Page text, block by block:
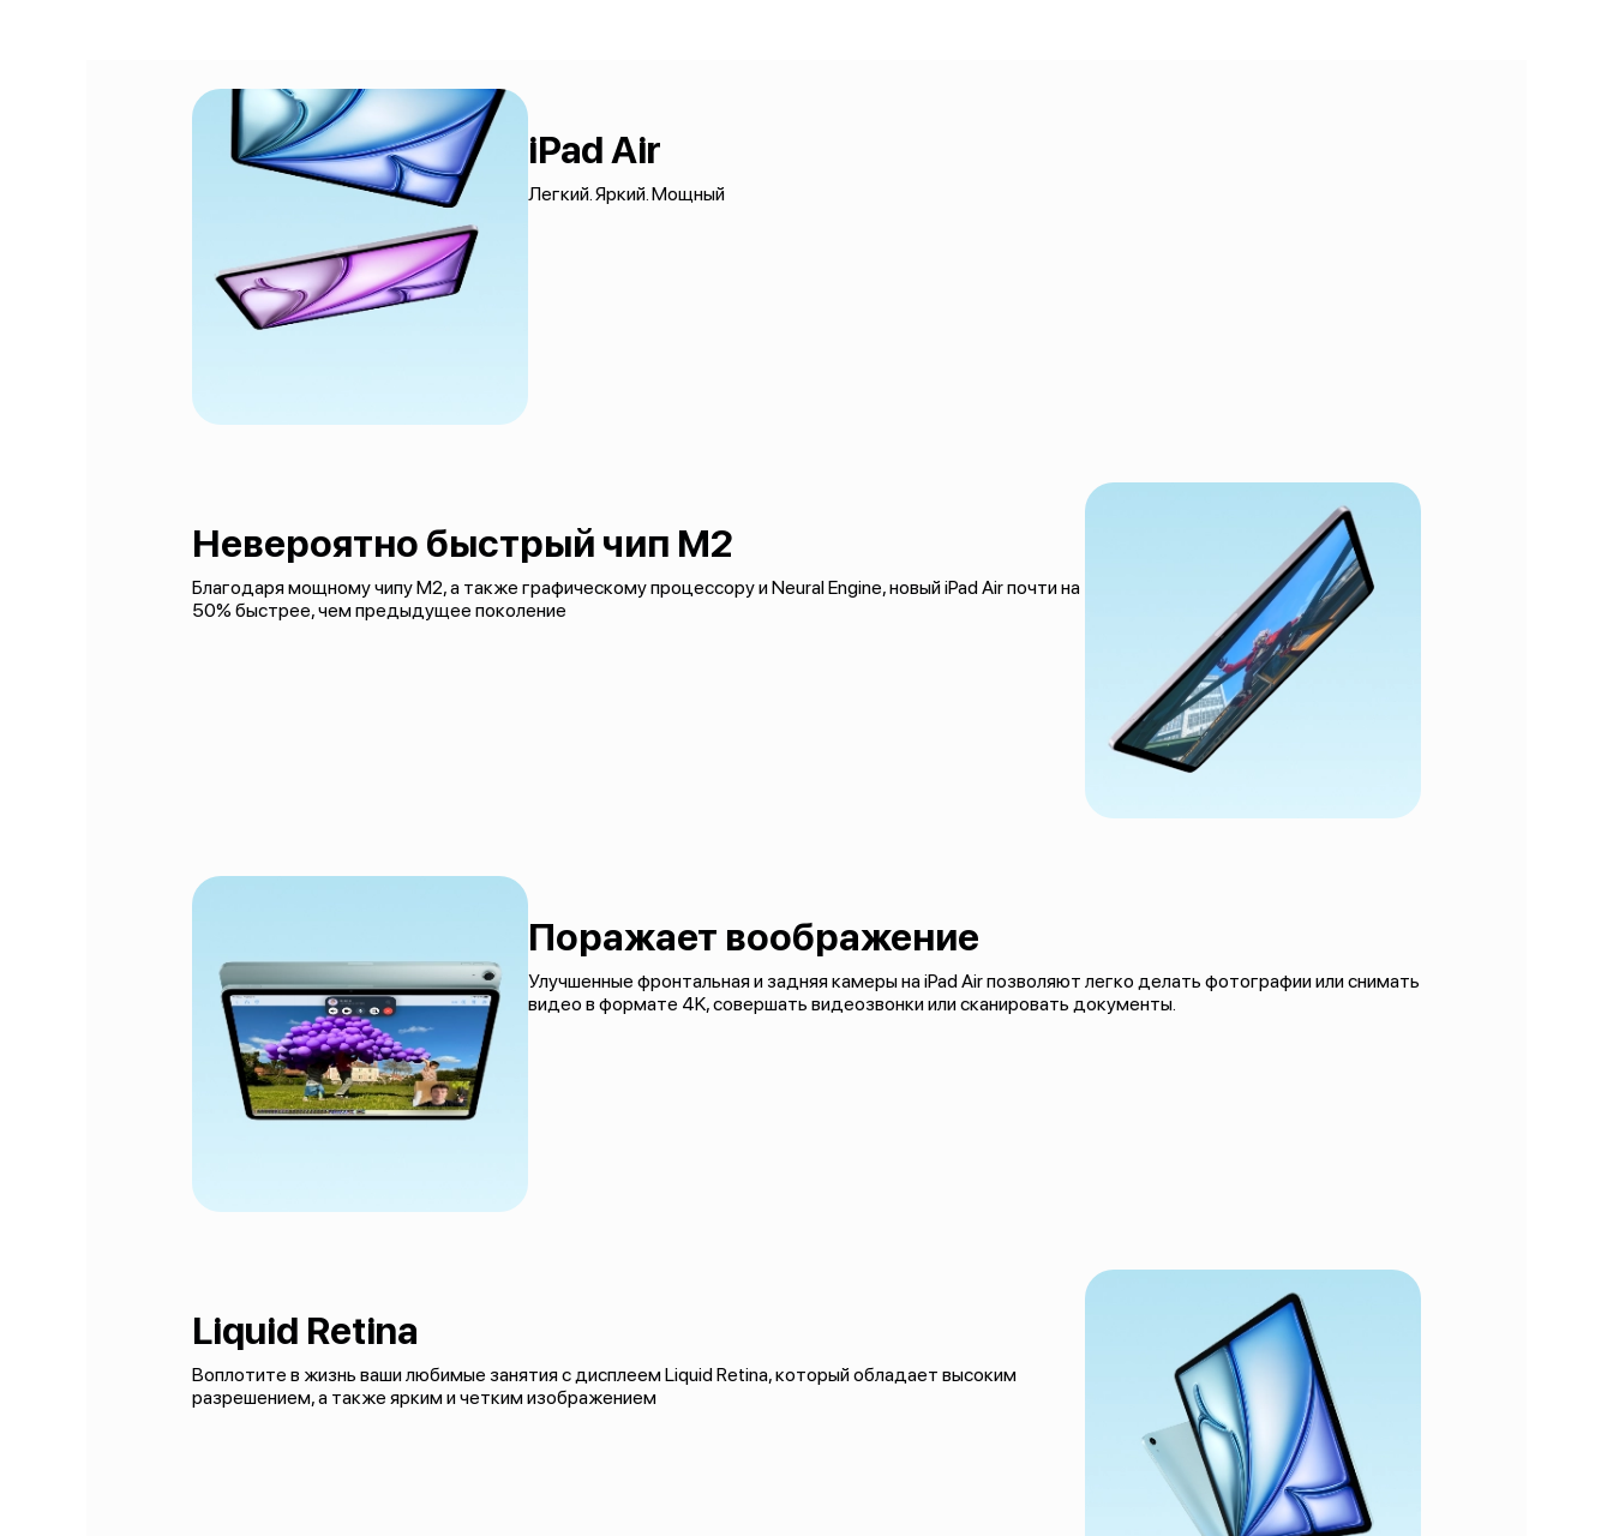
iPad Air
Легкий. Яркий. Мощный
Невероятно быстрый чип M2
Благодаря мощному чипу M2, а также графическому процессору и Neural Engine, новый iPad Air почти на
50% быстрее, чем предыдущее поколение
Поражает воображение
Улучшенные фронтальная и задняя камеры на iPad Air позволяют легко делать фотографии или снимать
видео в формате 4K, совершать видеозвонки или сканировать документы.
Liquid Retina
Воплотите в жизнь ваши любимые занятия с дисплеем Liquid Retina, который обладает высоким
разрешением, а также ярким и четким изображением